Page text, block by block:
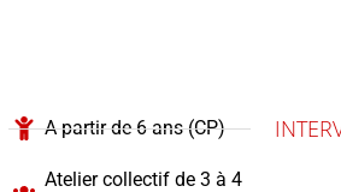
A partir de 6 ans (CP)
Atelier collectif de 3 à 4